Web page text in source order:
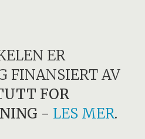
ER
FINANSIERT AV
FOR
- LES MER.